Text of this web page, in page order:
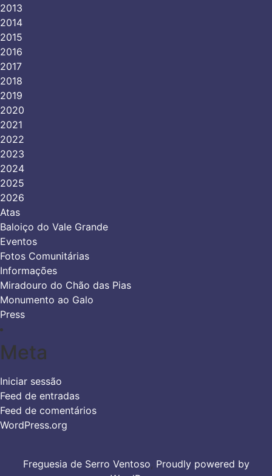
2013
2014
2015
2016
2017
2018
2019
2020
2021
2022
2023
2024
2025
2026
Atas
Baloiço do Vale Grande
Eventos
Fotos Comunitárias
Informações
Miradouro do Chão das Pias
Monumento ao Galo
Press
Meta
Iniciar sessão
Feed de entradas
Feed de comentários
WordPress.org
Freguesia de Serro Ventoso, Proudly powered by